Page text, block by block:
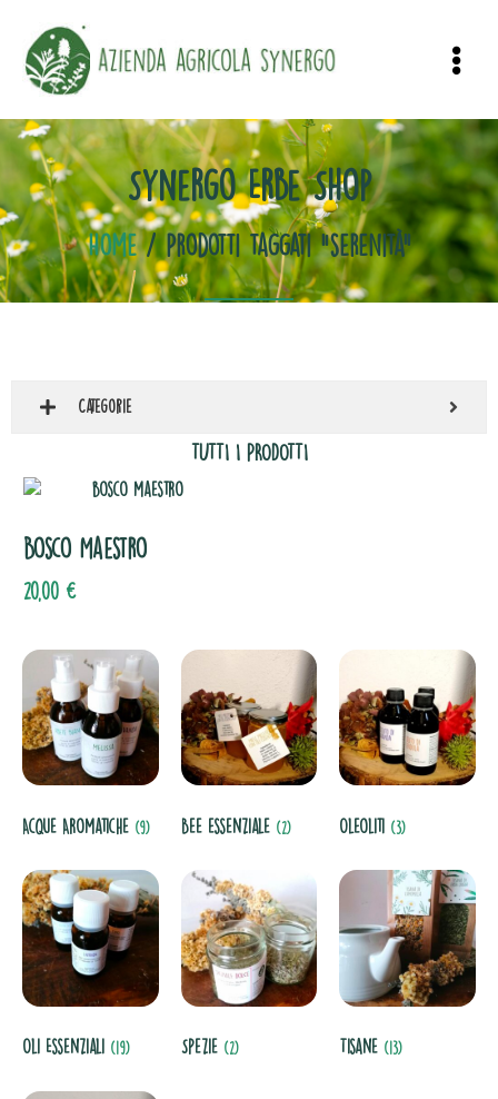
Synergo Erbe Shop
Home/ Prodotti taggati “serenità”
Categorie
TUTTI I PRODOTTI
Bosco Maestro
20,00 €
Acque Aromatiche (9) Bee essenziale (2) Oleoliti (3)
Oli Essenziali (19) Spezie (2) Tisane (13)